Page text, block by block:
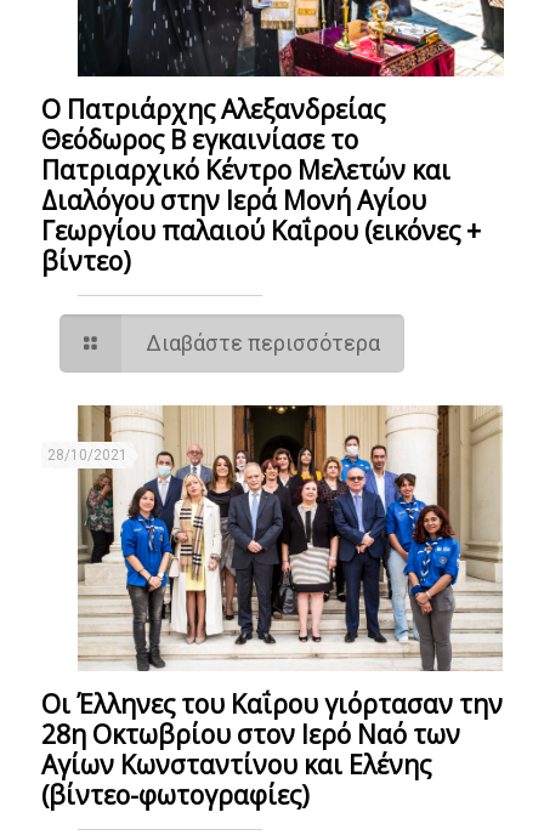
Ο Πατριάρχης Αλεξανδρείας
Θεόδωρος Β εγκαινίασε το
Πατριαρχικό Κέντρο Μελετών και
Διαλόγου στην Ιερά Μονή Αγίου
Γεωργίου παλαιού Καΐρου (εικόνες +
βίντεο)
Διαβάστε περισσότερα
28/10/2021
Οι Έλληνες του Καΐρου γιόρτασαν την
28η Οκτωβρίου στον Ιερό Ναό των
Αγίων Κωνσταντίνου και Ελένης
(βίντεο-φωτογραφίες)